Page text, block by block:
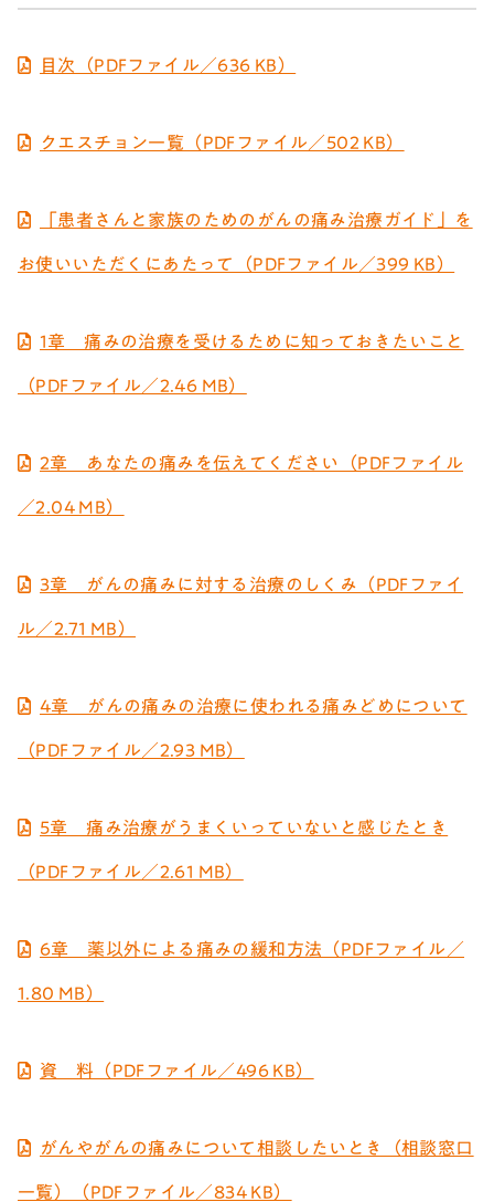
目次（PDFファイル／636 KB）
クエスチョン一覧（PDFファイル／502 KB）
「患者さんと家族のためのがんの痛み治療ガイド」を
お使いいただくにあたって（PDFファイル／399 KB）
1章 痛みの治療を受けるために知っておきたいこと
（PDFファイル／2.46 MB）
2章 あなたの痛みを伝えてください（PDFファイル
／2.04 MB）
3章 がんの痛みに対する治療のしくみ（PDFファイ
ル／2.71 MB）
4章 がんの痛みの治療に使われる痛みどめについて
（PDFファイル／2.93 MB）
5章 痛み治療がうまくいっていないと感じたとき
（PDFファイル／2.61 MB）
6章 薬以外による痛みの緩和方法（PDFファイル／
1.80 MB）
資 料（PDFファイル／496 KB）
がんやがんの痛みについて相談したいとき（相談窓口
一覧）（PDFファイル／834 KB）